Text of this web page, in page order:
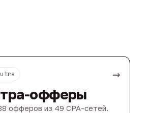
→
офферы
офферов из 49 CPA-сетей.